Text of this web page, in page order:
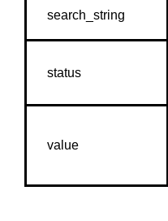
search_string
status
value